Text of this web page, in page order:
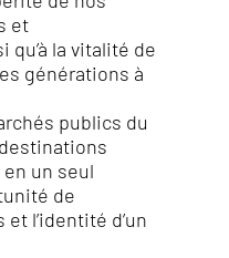
et
la vitalité de
générations à
publics du
un seul
de
l’identité d’un